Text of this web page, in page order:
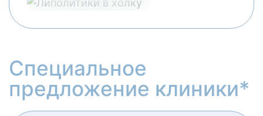
Специальное
предложение клиники*